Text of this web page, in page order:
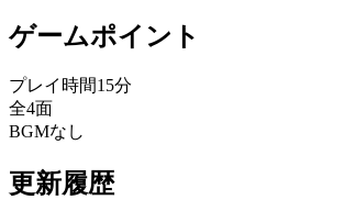
ゲームポイント
プレイ時間15分
全4面
BGMなし
更新履歴